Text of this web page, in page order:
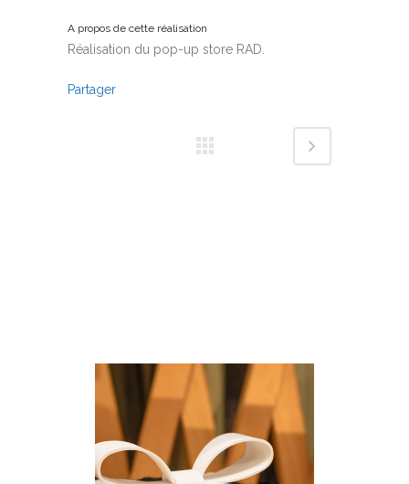
A propos de cette réalisation
Réalisation du pop-up store RAD.
Partager